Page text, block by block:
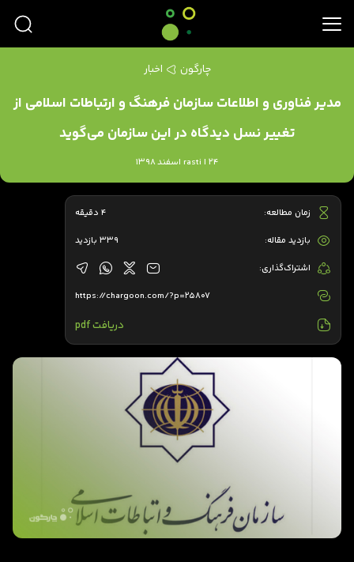
چارگون اخبار
مدیر فناوری و اطلاعات سازمان فرهنگ و ارتباطات اسلامی از
تغییر نسل دیدگاه در این سازمان می‌گوید
rasti | 24 اسفند 1398
زمان مطالعه: 4 دقیقه
بازدید مقاله: 339 بازدید
اشتراک‌گذاری:
https://chargoon.com/?p=25807
دریافت pdf